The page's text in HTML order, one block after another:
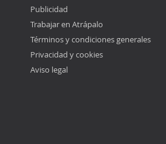
Publicidad
Trabajar en Atrápalo
Términos y condiciones generales
Privacidad y cookies
Aviso legal